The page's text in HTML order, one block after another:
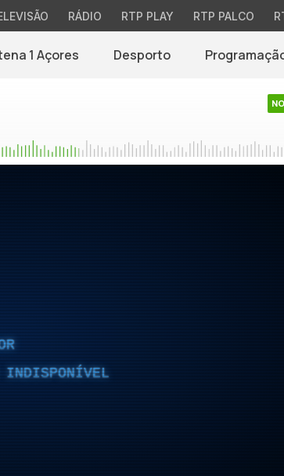
RÁDIO RTP PLAY RTP PALCO
1 Açores Desporto
INDISPONÍVEL